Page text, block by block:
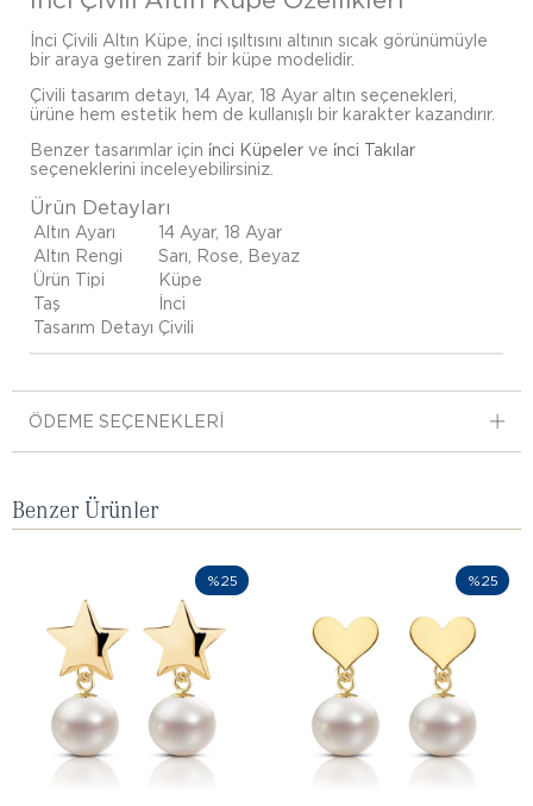
İnci Çivili Altın Küpe, i̇nci ışıltısını altının sıcak görünümüyle
bir araya getiren zarif bir küpe modelidir.
Çivili tasarım detayı, 14 Ayar, 18 Ayar altın seçenekleri,
ürüne hem estetik hem de kullanışlı bir karakter kazandırır.
Benzer tasarımlar için i̇nci Küpeler ve i̇nci Takılar
seçeneklerini inceleyebilirsiniz.
Ürün Detayları
Altın Ayarı
14 Ayar, 18 Ayar
Altın Rengi
Sarı, Rose, Beyaz
Ürün Tipi
Küpe
Taş
İnci
Tasarım Detayı Çivili
ÖDEME SEÇENEKLERI
Benzer Ürünler
%25 %25